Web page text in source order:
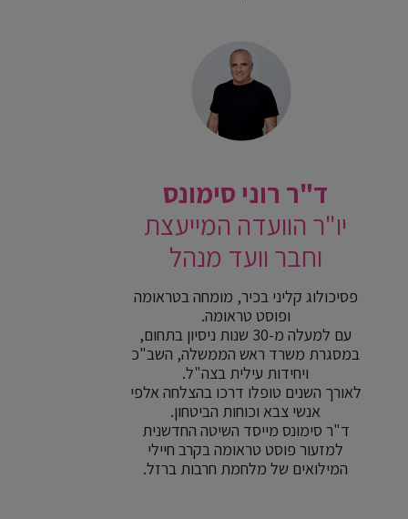
ד"ר רוני סימונס
יו"ר הוועדה המייעצת
וחבר וועד מנהל
פסיכולוג קליני בכיר, מומחה בטראומה
ופוסט טראומה.
עם למעלה מ-30 שנות ניסיון בתחום,
במסגרת משרד ראש הממשלה, השב"כ
ויחידות עילית בצה"ל.
לאורך השנים טופלו דרכו בהצלחה אלפי
אנשי צבא וכוחות הביטחון.
ד"ר סימונס מייסד השיטה החדשנית
למזעור פוסט טראומה בקרב חיילי
המילואים של מלחמת חרבות ברזל.